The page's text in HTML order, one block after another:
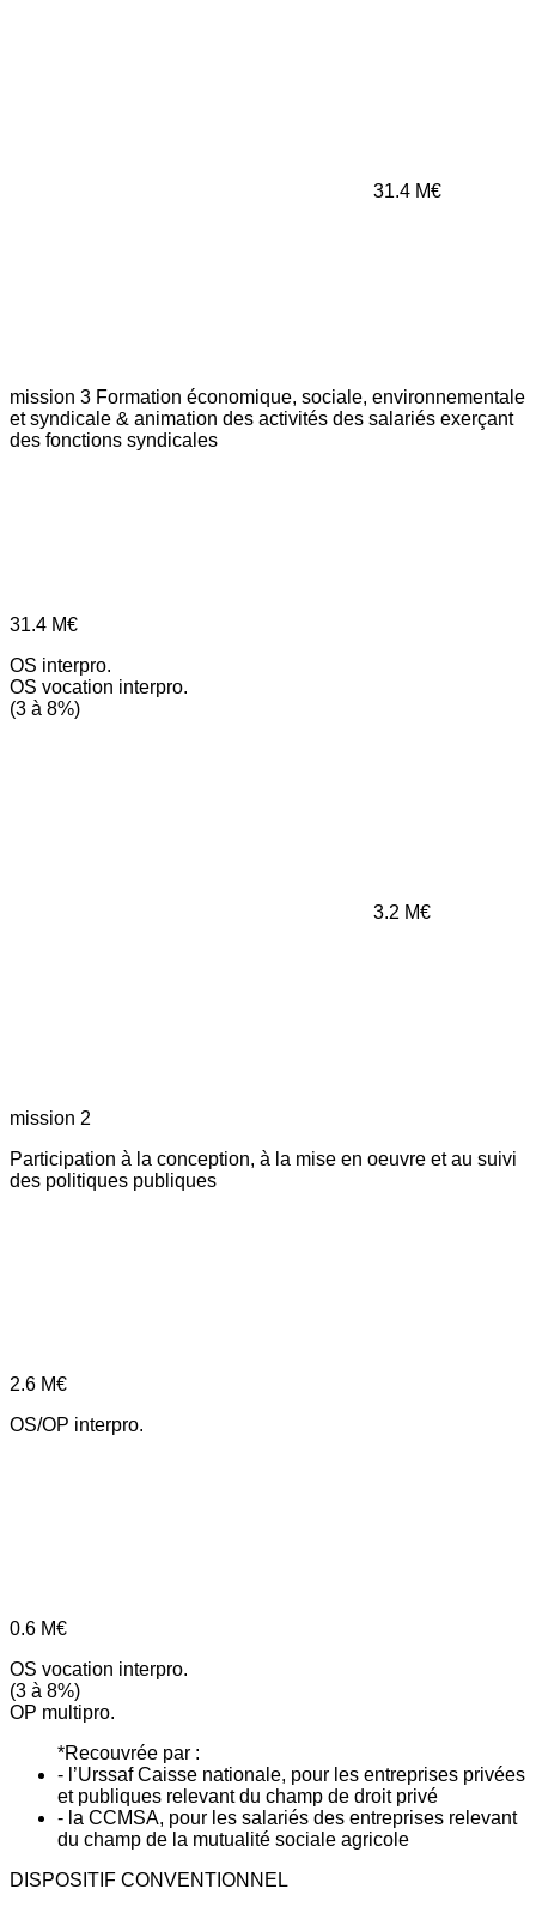
31.4 M€
mission 3 Formation économique, sociale, environnementale
et syndicale & animation des activités des salariés exerçant
des fonctions syndicales
31.4 M€
OS interpro.
OS vocation interpro.
(3 à 8%)
3.2 M€
mission 2
Participation à la conception, à la mise en oeuvre et au suivi
des politiques publiques
2.6 M€
OS/OP interpro.
0.6 M€
OS vocation interpro.
(3 à 8%)
OP multipro.
*Recouvrée par :
- l’Urssaf Caisse nationale, pour les entreprises privées
et publiques relevant du champ de droit privé
- la CCMSA, pour les salariés des entreprises relevant
du champ de la mutualité sociale agricole
DISPOSITIF CONVENTIONNEL